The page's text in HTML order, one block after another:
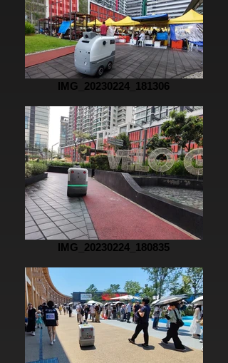
IMG_20230224_181306
IMG_20230224_180835